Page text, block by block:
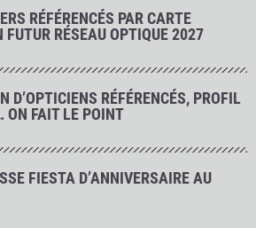
RÉFÉRENCÉS PAR CARTE
FUTUR RÉSEAU OPTIQUE 2027
D’OPTICIENS RÉFÉRENCÉS, PROFIL
ON FAIT LE POINT
FIESTA D’ANNIVERSAIRE AU